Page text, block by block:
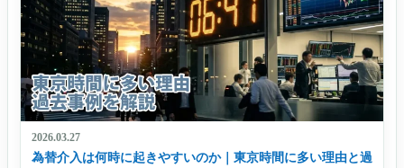
2026.03.27
為替介入は何時に起きやすいのか｜東京時間に多い理由と過